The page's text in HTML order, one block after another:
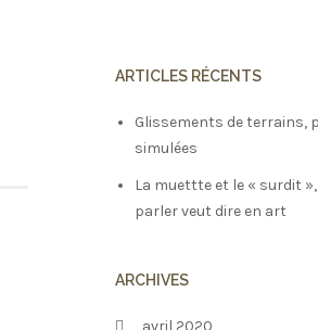
ARTICLES RÉCENTS
Glissements de terrains,
simulées
La muettte et le « surdit »,
parler veut dire en art
ARCHIVES
avril 2020